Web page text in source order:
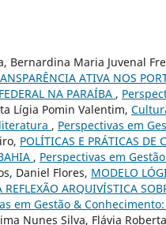
Bernardina Maria Juvenal
ATIVA NOS
NA PARAÍBA ,
Lígia Pomin Valentim,
, Perspectivas em
POLÍTICAS E PRÁTICAS
, Perspectivas em
Daniel Flores, MODELO
ARQUIVÍSTICA
em Gestão &
Nunes Silva, Flávia